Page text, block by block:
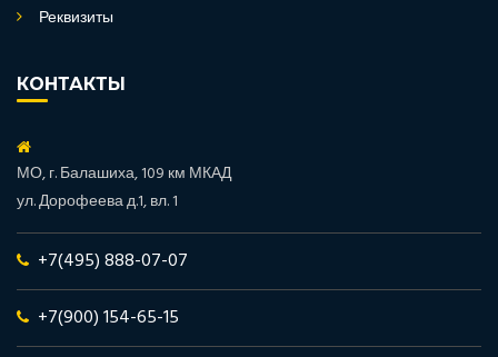
Реквизиты
КОНТАКТЫ
МО, г. Балашиха, 109 км МКАД
ул. Дорофеева д.1, вл. 1
+7(495) 888-07-07
+7(900) 154-65-15